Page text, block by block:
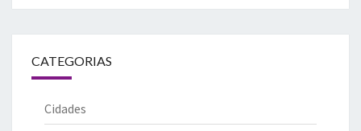
CATEGORIAS
Cidades